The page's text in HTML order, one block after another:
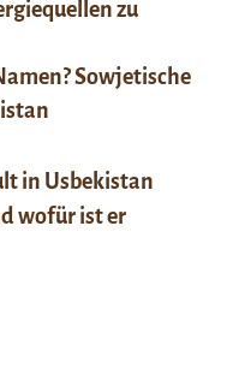
zu
Sowjetische
in Usbekistan
wofür ist er